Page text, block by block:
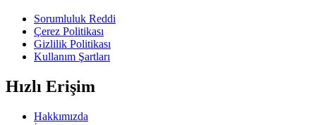
Sorumluluk Reddi
Çerez Politikası
Gizlilik Politikası
Kullanım Şartları
Hızlı Erişim
Hakkımızda